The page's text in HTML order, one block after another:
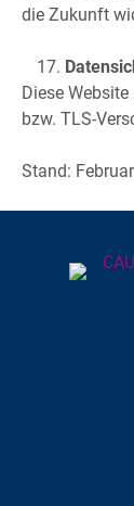
die Zukunft
Diese
bzw. TLS-
Stand: